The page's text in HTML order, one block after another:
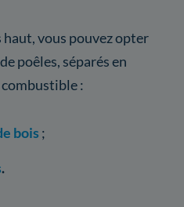
vous pouvez opter
poêles, séparés en
:
bois ;
.